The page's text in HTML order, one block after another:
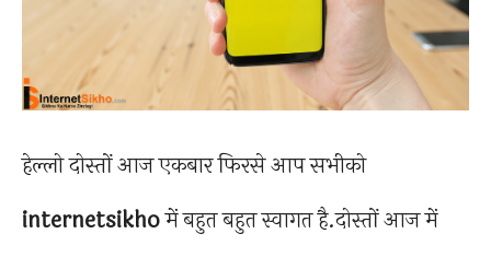
हेल्लो दोस्तों आज एकबार फिरसे आप सभीको
internetsikhoमें बहुत बहुत स्वागत है.दोस्तों आज में